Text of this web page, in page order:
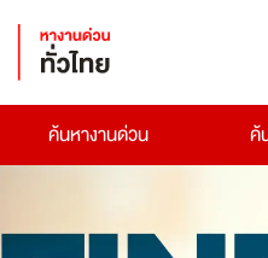
ค้นหางานด่วน ค้